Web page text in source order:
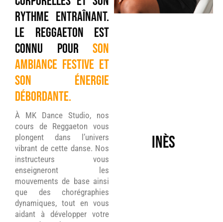
Inès
rythme entraînant.
Le Reggaeton est
connu pour son
ambiance festive et
son énergie
débordante.
À MK Dance Studio, nos
cours de Reggaeton vous
plongent dans l’univers
vibrant de cette danse. Nos
instructeurs vous
enseigneront les
mouvements de base ainsi
que des chorégraphies
dynamiques, tout en vous
aidant à développer votre